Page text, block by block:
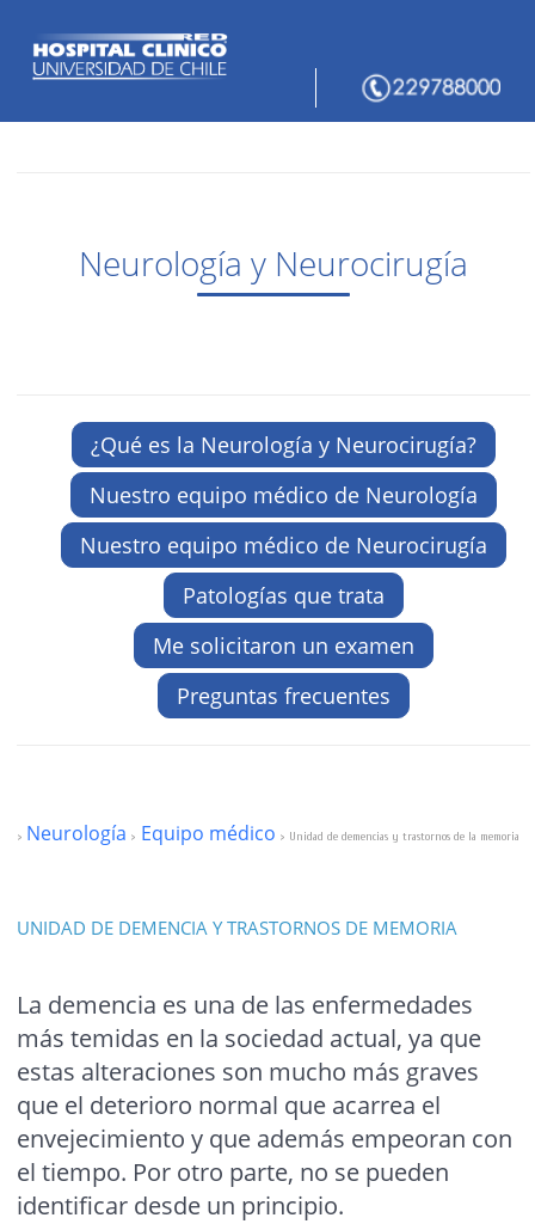
Neurología y Neurocirugía
¿Qué es la Neurología y Neurocirugía?
Nuestro equipo médico de Neurología
Nuestro equipo médico de Neurocirugía
Patologías que trata
Me solicitaron un examen
Preguntas frecuentes
> Neurología > Equipo médico > Unidad de demencias y trastornos de la memoria
UNIDAD DE DEMENCIA Y TRASTORNOS DE MEMORIA
La demencia es una de las enfermedades
más temidas en la sociedad actual, ya que
estas alteraciones son mucho más graves
que el deterioro normal que acarrea el
envejecimiento y que además empeoran con
el tiempo. Por otro parte, no se pueden
identificar desde un principio.